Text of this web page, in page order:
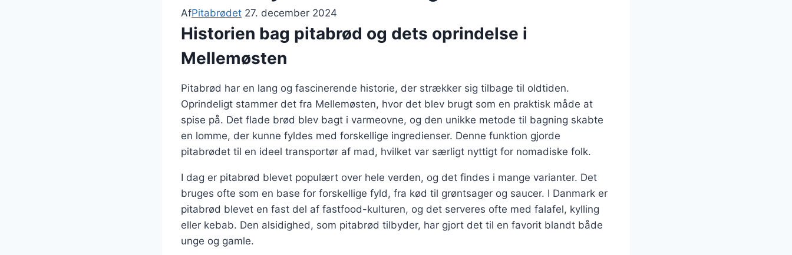
AfPitabrødet 27. december 2024
Historien bag pitabrød og dets oprindelse i
Mellemøsten
Pitabrød har en lang og fascinerende historie, der strækker sig tilbage til oldtiden.
Oprindeligt stammer det fra Mellemøsten, hvor det blev brugt som en praktisk måde at
spise på. Det flade brød blev bagt i varmeovne, og den unikke metode til bagning skabte
en lomme, der kunne fyldes med forskellige ingredienser. Denne funktion gjorde
pitabrødet til en ideel transportør af mad, hvilket var særligt nyttigt for nomadiske folk.
I dag er pitabrød blevet populært over hele verden, og det findes i mange varianter. Det
bruges ofte som en base for forskellige fyld, fra kød til grøntsager og saucer. I Danmark er
pitabrød blevet en fast del af fastfood-kulturen, og det serveres ofte med falafel, kylling
eller kebab. Den alsidighed, som pitabrød tilbyder, har gjort det til en favorit blandt både
unge og gamle.